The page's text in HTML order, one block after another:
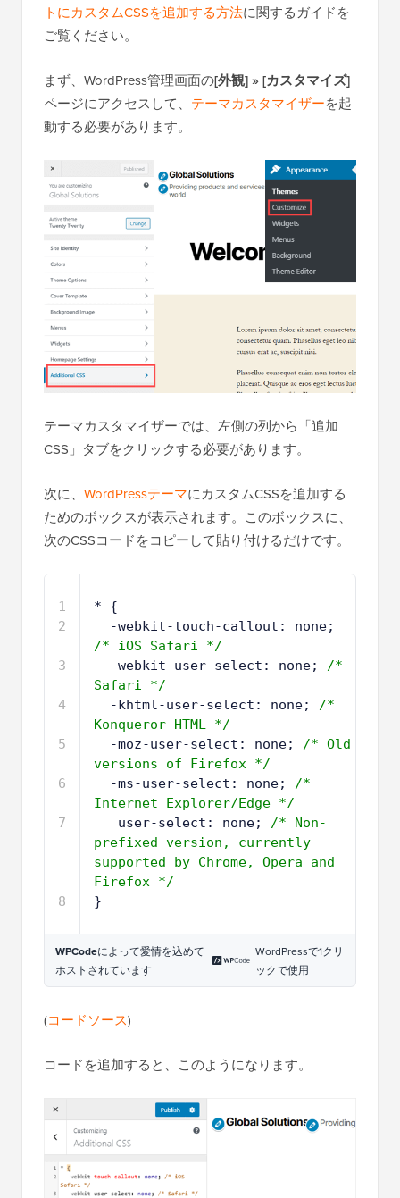
トにカスタムCSSを追加する方法に関するガイドを
ご覧ください。
まず、WordPress管理画面の[外観] » [カスタマイズ]
ページにアクセスして、 テーマカスタマイザーを起
動する必要があります。
テーマカスタマイザーでは、左側の列から「追加
CSS」タブをクリックする必要があります。
次に、 WordPressテーマにカスタムCSSを追加する
ためのボックスが表示されます。このボックスに、
次のCSSコードをコピーして貼り付けるだけです。
1
2
3
4
5
6
7
8
* {
/* iOS Safari */
-webkit-user-select: none; /*
Safari */
-khtml-user-select: none; /*
Konqueror HTML */
-moz-user-select: none; /* Old
versions of Firefox */
-ms-user-select: none; /*
Internet Explorer/Edge */
user-select: none; /* Non-
prefixed version, currently
supported by Chrome, Opera and
Firefox */
}
WPCodeによって愛情を込めて
ホストされています
WordPressで1クリ
ックで使用
(コードソース)
コードを追加すると、このようになります。